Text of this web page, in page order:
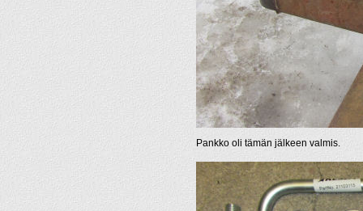
Pankko oli tämän jälkeen valmis.